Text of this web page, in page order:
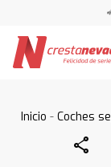
Inicio -Coches
Share